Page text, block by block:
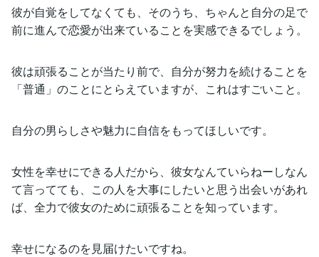
彼が自覚をしてなくても、そのうち、ちゃんと自分の足で
前に進んで恋愛が出来ていることを実感できるでしょう。
彼は頑張ることが当たり前で、自分が努力を続けることを
「普通」のことにとらえていますが、これはすごいこと。
自分の男らしさや魅力に自信をもってほしいです。
女性を幸せにできる人だから、彼女なんていらねーしなん
て言ってても、この人を大事にしたいと思う出会いがあれ
ば、全力で彼女のために頑張ることを知っています。
幸せになるのを見届けたいですね。